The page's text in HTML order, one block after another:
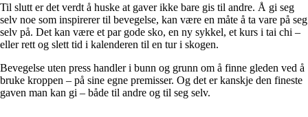
Til slutt er det verdt å huske at gaver ikke bare gis til andre. Å gi seg
selv noe som inspirerer til bevegelse, kan være en måte å ta vare på seg
selv på. Det kan være et par gode sko, en ny sykkel, et kurs i tai chi –
eller rett og slett tid i kalenderen til en tur i skogen.
Bevegelse uten press handler i bunn og grunn om å finne gleden ved å
bruke kroppen – på sine egne premisser. Og det er kanskje den fineste
gaven man kan gi – både til andre og til seg selv.